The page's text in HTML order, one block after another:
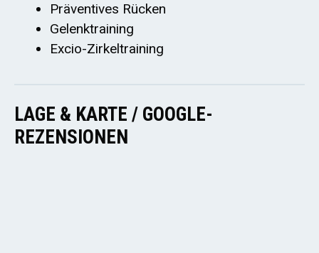
Präventives Rücken
Gelenktraining
Excio-Zirkeltraining
LAGE & KARTE / GOOGLE-
REZENSIONEN